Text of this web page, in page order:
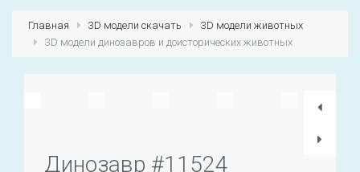
Первый раз? Зарегистрироваться
Главная 3D модели скачать
3D модели животных
3D модели динозавров и доисторических животных
Динозавр #11524